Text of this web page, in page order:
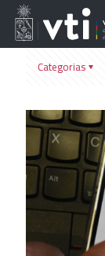
Categorias